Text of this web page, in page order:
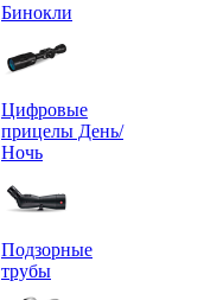
Бинокли
Цифровые
прицелы День/
Ночь
Подзорные
трубы